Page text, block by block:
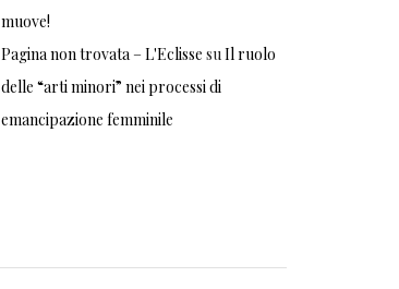
muove!
Pagina non trovata – L'Eclisse suIl ruolo
delle “arti minori” nei processi di
emancipazione femminile